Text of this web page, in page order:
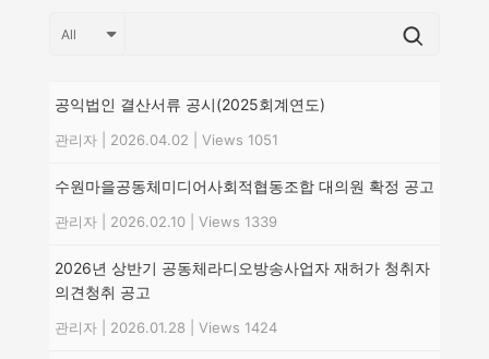
공익법인 결산서류 공시(2025회계연도)
관리자 2026.04.02 Views 1051
수원마을공동체미디어사회적협동조합 대의원 확정 공고
관리자 2026.02.10 Views 1339
2026년 상반기 공동체라디오방송사업자 재허가 청취자
의견청취 공고
관리자 2026.01.28 Views 1424